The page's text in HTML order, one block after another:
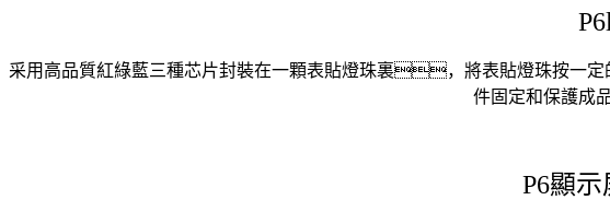
采用高品質紅綠藍三種芯片封裝在一顆表貼燈珠裏，將表貼燈珠按一
件固定和保護成
P6顯